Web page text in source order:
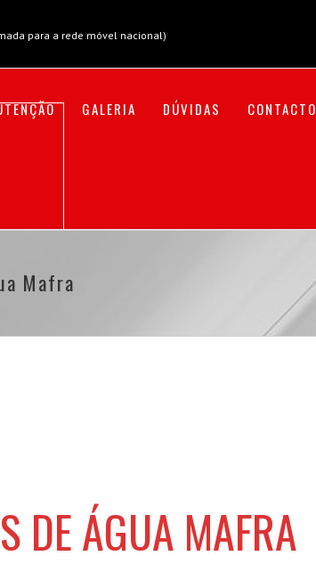
para a rede móvel nacional)
GALERIA DÚVIDAS
Mafra
DE ÁGUA MAFRA